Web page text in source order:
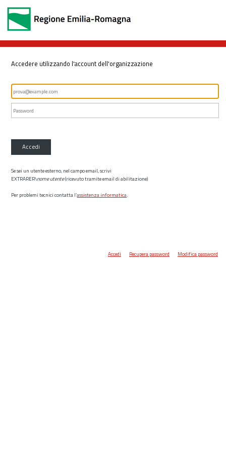
Accedere utilizzando l'account dell'organizzazione
Accedi
Se sei un utente esterno, nel campo email, scrivi
EXTRARER\nome utente(ricevuto tramite email di abilitazione)
Per problemi tecnici contatta l’assistenza informatica.
Accedi Recupera password Modifica password